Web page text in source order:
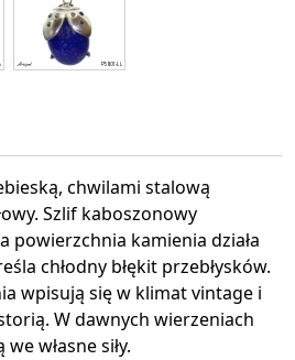
chwilami stalową
Szlif kaboszonowy
powierzchnia kamienia działa
chłodny błękit przebłysków.
wpisują się w klimat vintage i
W dawnych wierzeniach
własne siły.